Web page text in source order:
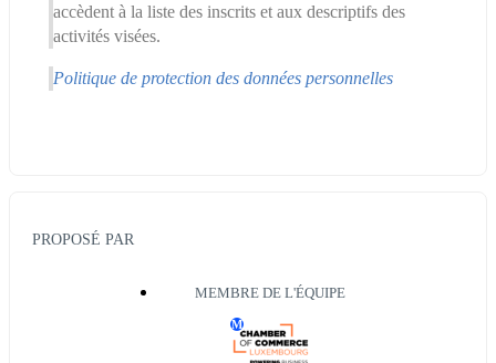
accèdent à la liste des inscrits et aux descriptifs des
activités visées.
Politique de protection des données personnelles
PROPOSÉ PAR
MEMBRE DE L'ÉQUIPE
M